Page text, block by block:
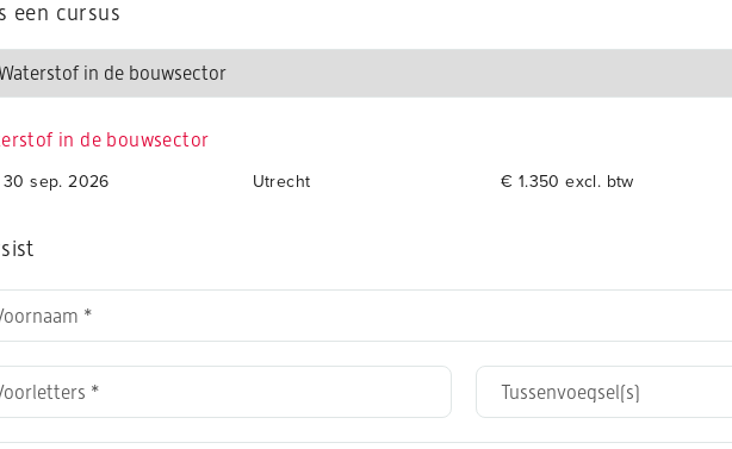
een cursus
in de bouwsector
30 sep. 2026 Utrecht € 1.350 excl. btw